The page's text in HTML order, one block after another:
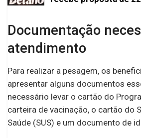
Documentação
atendimento
Para realizar a pesagem, os
apresentar alguns documentos
necessário levar o cartão do
carteira de vacinação, o cartão do
Saúde (SUS) e um documento de